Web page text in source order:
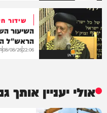
וידאו
שידור
השיעור
הראש"ל
22:06
08/08/26
אולי יעניין אותך